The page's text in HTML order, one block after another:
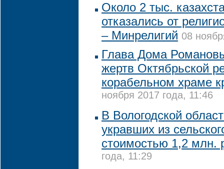
Около 2 тыс.
отказались от
– Минрелигий 08
Глава Дома
жертв Октябрьской
корабельном храме
ноября 2017 года, 11:46
В Вологодской
укравших из
стоимостью 1,2 млн.
года, 11:29